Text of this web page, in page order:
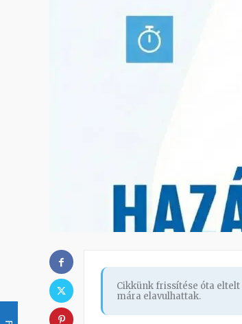
Cikkünk frissítése óta eltelt
mára elavulhattak.